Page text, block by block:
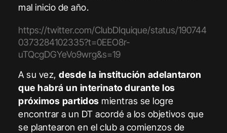
mal inicio de año.
https://twitter.com/ClubDIquique/status/190744
0373284102335?t=0EEO8r-
uTQcgDGYeVo9wrg&s=19
A su vez,desde la institución adelantaron
que habrá un interinato durante los
próximos partidos mientras se logre
encontrar a un DT acordé a los objetivos que
se plantearon en el club a comienzos de